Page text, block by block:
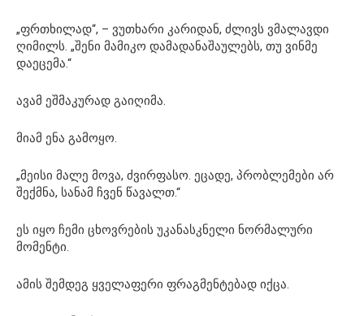
„ფრთხილად“, – ვუთხარი კარიდან, ძლივს ვმალავდი
ღიმილს. „შენი მამიკო დამადანაშაულებს, თუ ვინმე
დაეცემა.“
ავამ ეშმაკურად გაიღიმა.
მიამ ენა გამოყო.
„მეისი მალე მოვა, ძვირფასო. ეცადე, პრობლემები არ
შექმნა, სანამ ჩვენ წავალთ.“
ეს იყო ჩემი ცხოვრების უკანასკნელი ნორმალური
მომენტი.
ამის შემდეგ ყველაფერი ფრაგმენტებად იქცა.